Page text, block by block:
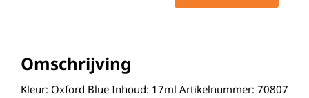
Omschrijving
Kleur: Oxford Blue Inhoud: 17ml Artikelnummer: 70807